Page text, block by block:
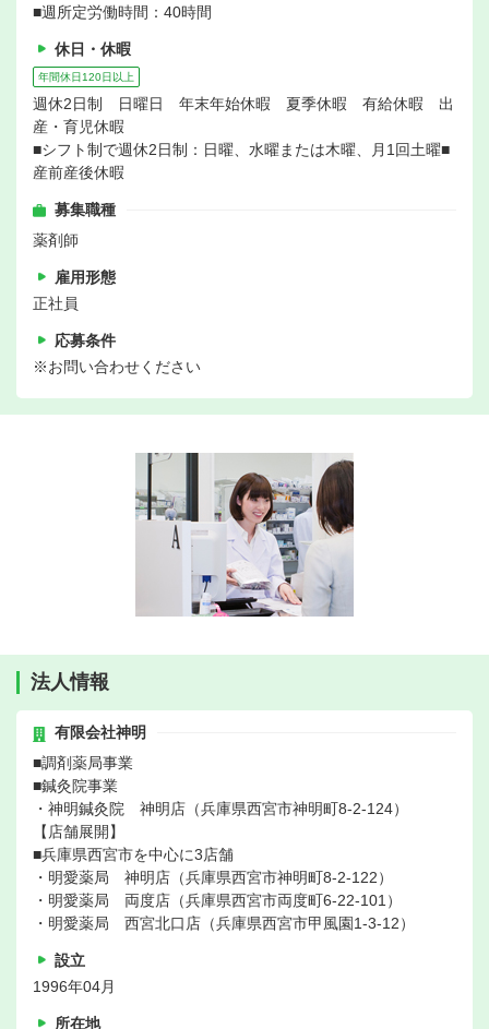
■週所定労働時間：40時間
休日・休暇
年間休日120日以上
週休2日制 日曜日 年末年始休暇 夏季休暇 有給休暇 出
産・育児休暇
■シフト制で週休2日制：日曜、水曜または木曜、月1回土曜■
産前産後休暇
募集職種
薬剤師
雇用形態
正社員
応募条件
※お問い合わせください
法人情報
有限会社神明
■調剤薬局事業
■鍼灸院事業
・神明鍼灸院 神明店（兵庫県西宮市神明町8-2-124）
【店舗展開】
■兵庫県西宮市を中心に3店舗
・明愛薬局 神明店（兵庫県西宮市神明町8-2-122）
・明愛薬局 両度店（兵庫県西宮市両度町6-22-101）
・明愛薬局 西宮北口店（兵庫県西宮市甲風園1-3-12）
設立
1996年04月
所在地